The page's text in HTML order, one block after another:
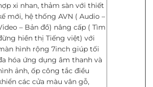
xi nhan, thảm sàn với thiết
mới, hệ thống AVN ( Audio –
– Bản đồ) nâng cấp ( Tìm
hiền thị Tiếng việt) với
hình rộng 7inch giúp tối
hóa ứng dụng âm thanh và
ảnh, ốp công tắc điều
các cửa màu vân gỗ,